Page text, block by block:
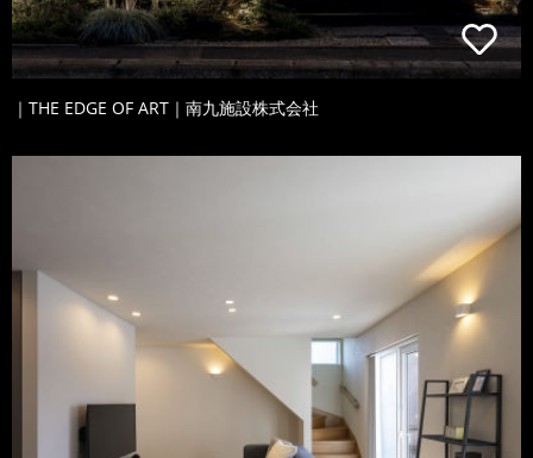
｜THE EDGE OF ART｜南九施設株式会社